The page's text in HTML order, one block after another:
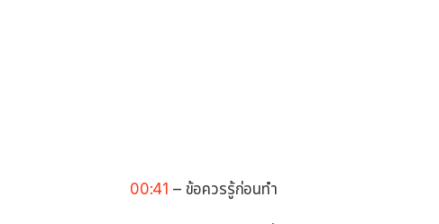
00:41 – ข้อควรรู้ก่อนทำ